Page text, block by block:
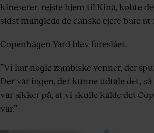
kineseren rejste hjem til Kina, købte
sidst manglede de danske ejere bare
Copenhagen Yard blev foreslået.
”Vi har nogle zambiske venner, der
Der var ingen, der kunne udtale det,
var sikker på, at vi skulle kalde det
var.”